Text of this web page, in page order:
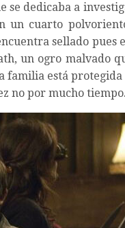
se dedicaba a
un cuarto
sellado pues
un ogro malvado
familia está
no por mucho tiempo.